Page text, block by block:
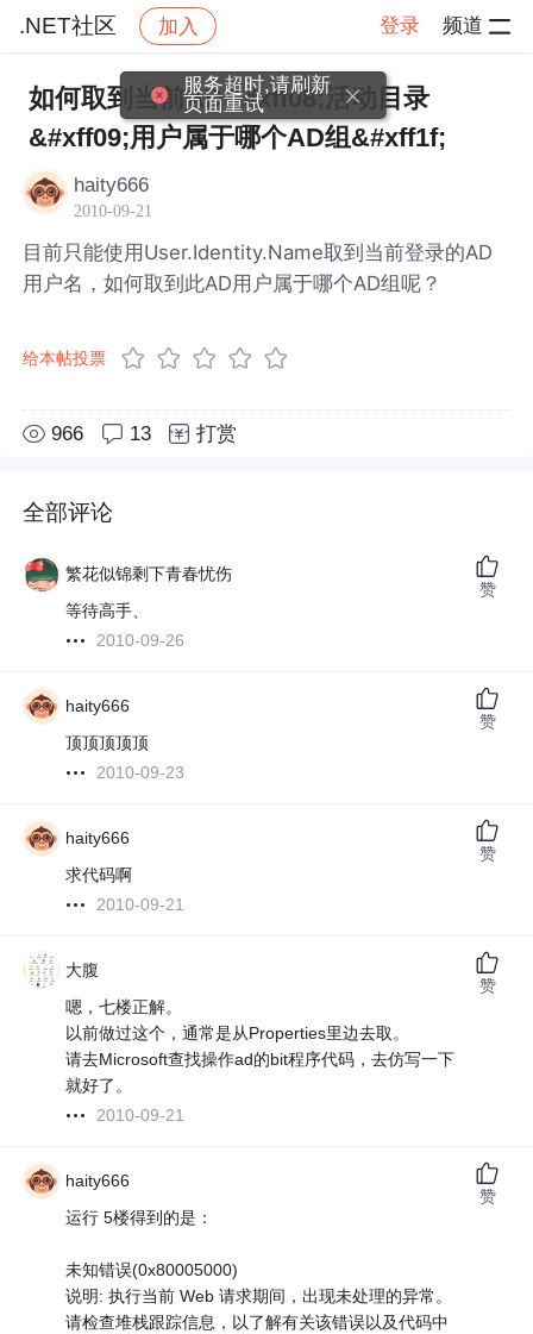
.NET社区 加入 登录 频道
社区 .NET社区 帖子详情
如何取到当前AD&#xff08;活动目录
&#xff09;用户属于哪个AD组&#xff1f;
haity666
2010-09-21
目前只能使用User.Identity.Name取到当前登录的AD
用户名，如何取到此AD用户属于哪个AD组呢？
给本帖投票
966 13 打赏
全部评论
繁花似锦剩下青春忧伤
等待高手、
2010-09-26
赞
haity666
顶顶顶顶顶
2010-09-23
赞
haity666
求代码啊
2010-09-21
赞
大腹
嗯，七楼正解。
以前做过这个，通常是从Properties里边去取。
请去Microsoft查找操作ad的bit程序代码，去仿写一下
就好了。
2010-09-21
赞
haity666
运行 5楼得到的是：
未知错误(0x80005000)
说明: 执行当前 Web 请求期间，出现未处理的异常。
请检查堆栈跟踪信息，以了解有关该错误以及代码中
赞
服务超时,请刷新
页面重试